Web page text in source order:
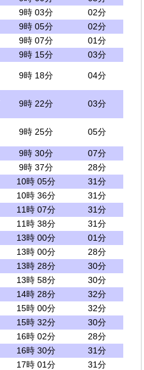
9時 03分
02分
9時 05分
02分
9時 07分
01分
9時 15分
03分
9時 18分 04分
9時 22分 03分
9時 25分 05分
9時 30分
07分
9時 37分
28分
10時 05分
31分
10時 36分
31分
11時 07分
31分
11時 38分
31分
13時 00分
01分
13時 00分
28分
13時 28分
30分
13時 58分
30分
14時 28分
32分
15時 00分
32分
15時 32分
30分
16時 02分
28分
16時 30分
31分
17時 01分 31分